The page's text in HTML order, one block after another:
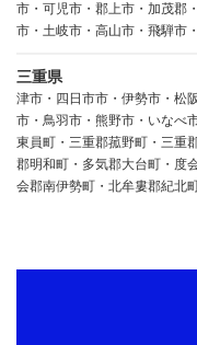
市・可児市・郡上市・加茂郡
市・土岐市・高山市・飛騨市
三重県
津市・四日市市・伊勢市・松
市・鳥羽市・熊野市・いなべ
東員町・三重郡菰野町・三重
郡明和町・多気郡大台町・度
会郡南伊勢町・北牟婁郡紀北